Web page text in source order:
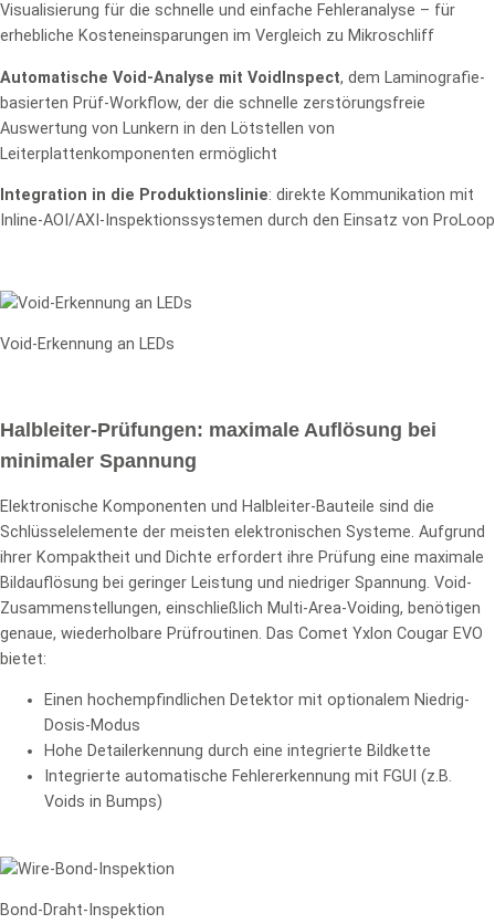
Visualisierung für die schnelle und einfache Fehleranalyse – für
erhebliche Kosteneinsparungen im Vergleich zu Mikroschliff
Automatische Void-Analyse mit VoidInspect, dem Laminografie-
basierten Prüf-Workflow, der die schnelle zerstörungsfreie
Auswertung von Lunkern in den Lötstellen von
Leiterplattenkomponenten ermöglicht
Integration in die Produktionslinie: direkte Kommunikation mit
Inline-AOI/AXI-Inspektionssystemen durch den Einsatz von ProLoop
Void-Erkennung an LEDs
Halbleiter-Prüfungen: maximale Auflösung bei
minimaler Spannung
Elektronische Komponenten und Halbleiter-Bauteile sind die
Schlüsselelemente der meisten elektronischen Systeme. Aufgrund
ihrer Kompaktheit und Dichte erfordert ihre Prüfung eine maximale
Bildauflösung bei geringer Leistung und niedriger Spannung. Void-
Zusammenstellungen, einschließlich Multi-Area-Voiding, benötigen
genaue, wiederholbare Prüfroutinen. Das Comet Yxlon Cougar EVO
bietet:
Einen hochempfindlichen Detektor mit optionalem Niedrig-
Dosis-Modus
Hohe Detailerkennung durch eine integrierte Bildkette
Integrierte automatische Fehlererkennung mit FGUI (z.B.
Voids in Bumps)
Bond-Draht-Inspektion